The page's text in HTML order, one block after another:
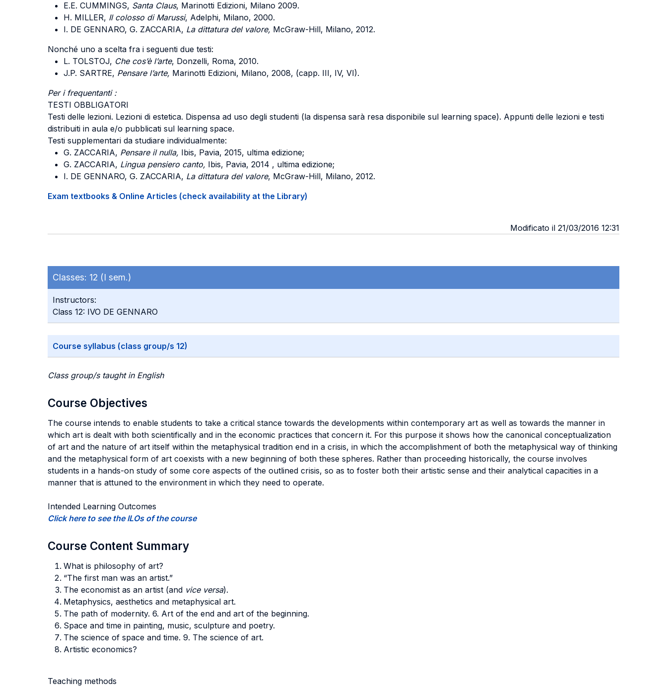
E.E. CUMMINGS, Santa Claus, Marinotti Edizioni, Milano 2009.
H. MILLER, Il colosso di Marussi, Adelphi, Milano, 2000.
I. DE GENNARO, G. ZACCARIA, La dittatura del valore, McGraw-Hill, Milano, 2012.
Nonché uno a scelta fra i seguenti due testi:
L. TOLSTOJ, Che cos’è l’arte, Donzelli, Roma, 2010.
J.P. SARTRE, Pensare l’arte, Marinotti Edizioni, Milano, 2008, (capp. III, IV, VI).
Per i frequentanti :
TESTI OBBLIGATORI
Testi delle lezioni. Lezioni di estetica. Dispensa ad uso degli studenti (la dispensa sarà resa disponibile sul learning space). Appunti delle lezioni e testi
distribuiti in aula e/o pubblicati sul learning space.
Testi supplementari da studiare individualmente:
G. ZACCARIA, Pensare il nulla, Ibis, Pavia, 2015, ultima edizione;
G. ZACCARIA, Lingua pensiero canto, Ibis, Pavia, 2014 , ultima edizione;
I. DE GENNARO, G. ZACCARIA, La dittatura del valore, McGraw-Hill, Milano, 2012.
Exam textbooks & Online Articles (check availability at the Library)
Modificato il 21/03/2016 12:31
Classes: 12 (I sem.)
Instructors:
Class 12: IVO DE GENNARO
Course syllabus (class group/s 12)
Class group/s taught in English
Course Objectives
The course intends to enable students to take a critical stance towards the developments within contemporary art as well as towards the manner in
which art is dealt with both scientifically and in the economic practices that concern it. For this purpose it shows how the canonical conceptualization
of art and the nature of art itself within the metaphysical tradition end in a crisis, in which the accomplishment of both the metaphysical way of thinking
and the metaphysical form of art coexists with a new beginning of both these spheres. Rather than proceeding historically, the course involves
students in a hands-on study of some core aspects of the outlined crisis, so as to foster both their artistic sense and their analytical capacities in a
manner that is attuned to the environment in which they need to operate.
Intended Learning Outcomes
Click here to see the ILOs of the course
Course Content Summary
What is philosophy of art?
“The first man was an artist.”
The economist as an artist (and vice versa).
Metaphysics, aesthetics and metaphysical art.
The path of modernity. 6. Art of the end and art of the beginning.
Space and time in painting, music, sculpture and poetry.
The science of space and time. 9. The science of art.
Artistic economics?
Teaching methods